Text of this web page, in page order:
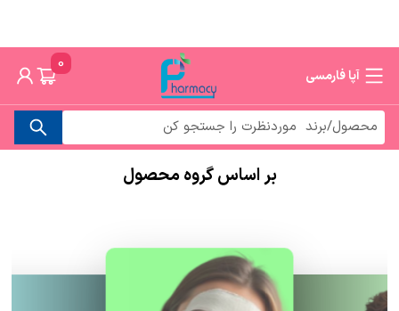
آپا فارمسی
0
بر اساس گروه محصول